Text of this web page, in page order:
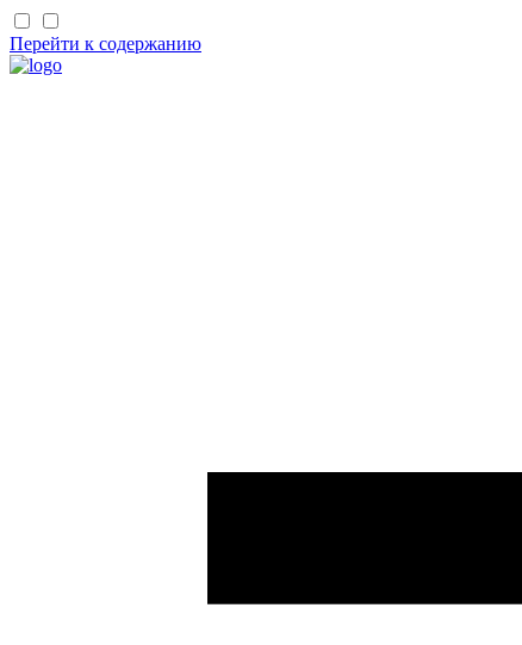
Перейти к содержанию